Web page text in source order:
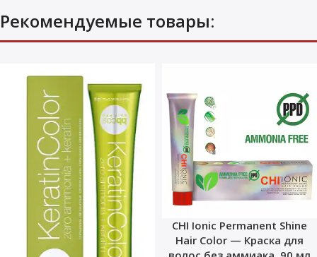
Рекомендуемые товары:
CHI Ionic Permanent Shine
Hair Color — Краска для